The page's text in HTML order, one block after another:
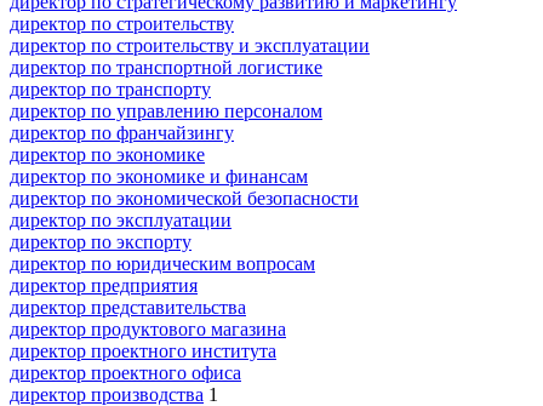
директор по строительству
директор по строительству и эксплуатации
директор по транспортной логистике
директор по транспорту
директор по управлению персоналом
директор по франчайзингу
директор по экономике
директор по экономике и финансам
директор по экономической безопасности
директор по эксплуатации
директор по экспорту
директор по юридическим вопросам
директор предприятия
директор представительства
директор продуктового магазина
директор проектного института
директор проектного офиса
директор производства 1